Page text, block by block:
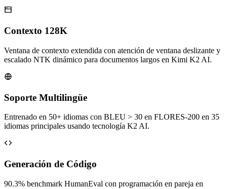
Contexto 128K
Ventana de contexto extendida con atención de ventana deslizante y
escalado NTK dinámico para documentos largos en Kimi K2 AI.
Soporte Multilingüe
Entrenado en 50+ idiomas con BLEU > 30 en FLORES-200 en 35
idiomas principales usando tecnología K2 AI.
Generación de Código
90.3% benchmark HumanEval con programación en pareja en